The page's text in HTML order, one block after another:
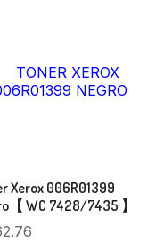
Xerox 006R01399
【 WC 7428/7435 】